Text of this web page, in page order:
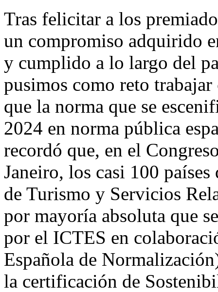
Tras felicitar a los
un compromiso adquirido
y cumplido a lo largo del
pusimos como reto trabajar
que la norma que se
2024 en norma pública
recordó que, en el
Janeiro, los casi 100
de Turismo y Servicios
por mayoría absoluta que
por el ICTES en
Española de
la certificación de